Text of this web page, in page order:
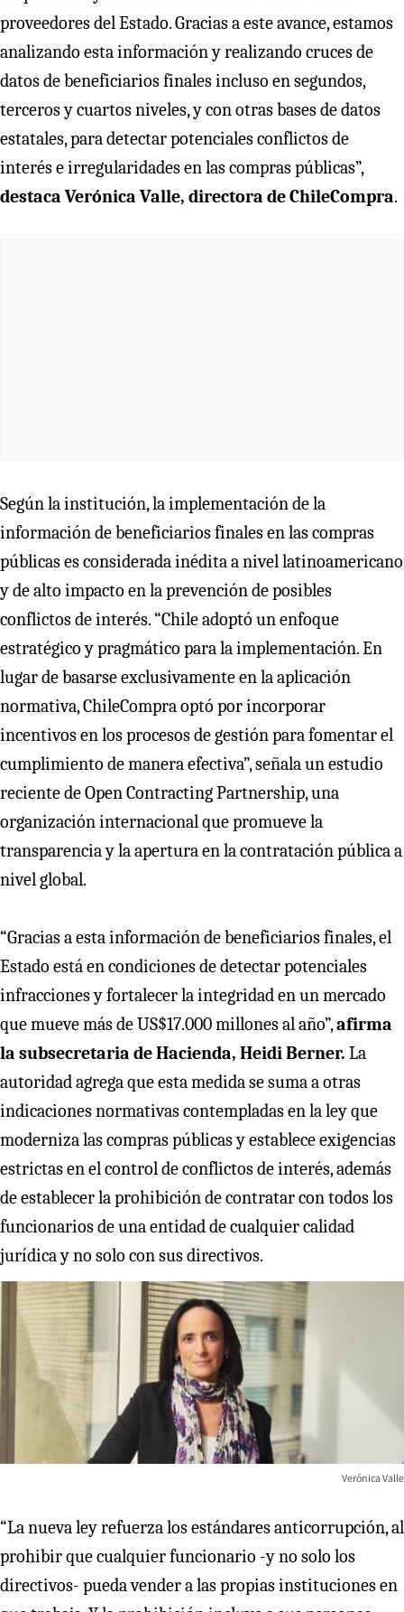
proveedores del Estado. Gracias a este avance, estamos
analizando esta información y realizando cruces de
datos de beneficiarios finales incluso en segundos,
terceros y cuartos niveles, y con otras bases de datos
estatales, para detectar potenciales conflictos de
interés e irregularidades en las compras públicas”,
destaca Verónica Valle, directora de ChileCompra.
Según la institución, la implementación de la
información de beneficiarios finales en las compras
públicas es considerada inédita a nivel latinoamericano
y de alto impacto en la prevención de posibles
conflictos de interés. “Chile adoptó un enfoque
estratégico y pragmático para la implementación. En
lugar de basarse exclusivamente en la aplicación
normativa, ChileCompra optó por incorporar
incentivos en los procesos de gestión para fomentar el
cumplimiento de manera efectiva”, señala un estudio
reciente de Open Contracting Partnership, una
organización internacional que promueve la
transparencia y la apertura en la contratación pública a
nivel global.
“Gracias a esta información de beneficiarios finales, el
Estado está en condiciones de detectar potenciales
infracciones y fortalecer la integridad en un mercado
que mueve más de US$17.000 millones al año”,afirma
la subsecretaria de Hacienda, Heidi Berner. La
autoridad agrega que esta medida se suma a otras
indicaciones normativas contempladas en la ley que
moderniza las compras públicas y establece exigencias
estrictas en el control de conflictos de interés, además
de establecer la prohibición de contratar con todos los
funcionarios de una entidad de cualquier calidad
jurídica y no solo con sus directivos.
Verónica Valle
“La nueva ley refuerza los estándares anticorrupción, al
prohibir que cualquier funcionario -y no solo los
directivos- pueda vender a las propias instituciones en